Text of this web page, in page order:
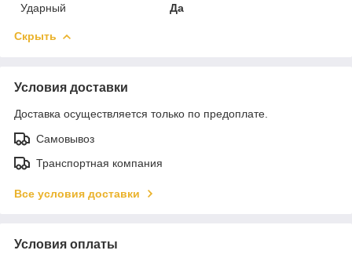
Ударный
Да
Скрыть
Условия доставки
Доставка осуществляется только по предоплате.
Самовывоз
Транспортная компания
Все условия доставки
Условия оплаты